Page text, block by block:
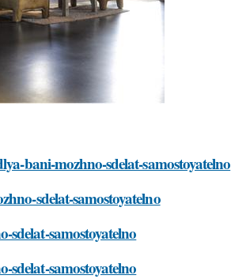
bani-mozhno-sdelat-samostoyatelno
sdelat-samostoyatelno
sdelat-samostoyatelno
sdelat-samostoyatelno